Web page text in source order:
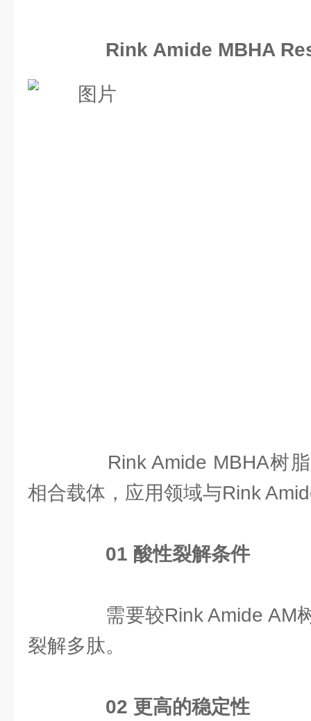
Rink Amide MBHA
Rink Amide MBHA树脂
相合载体，应用领域与Rink
01 酸性裂解条件
需要较Rink Amide AM
裂解多肽。
02 更高的稳定性